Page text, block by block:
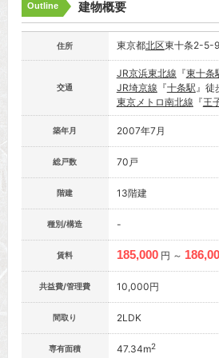
Outline 建物概要
住所 東京都北区東十条2-5-9
交通
JR京浜東北線 『東十条
JR埼京線 『十条駅』徒
東京メトロ南北線 『王
築年月 2007年7月
総戸数 70戸
階建 13階建
種別/構造 -
賃料 185,000 円 ～
共益費/管理費 10,000円
間取り 2LDK
専有面積 47.34m2